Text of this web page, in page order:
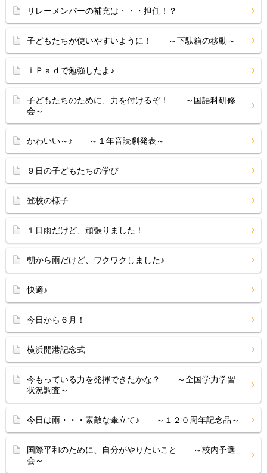
リレーメンバーの補充は・・・担任！？
子どもたちが使いやすいように！ ～下駄箱の移動～
ｉＰａｄで勉強したよ♪
子どもたちのために、力を付けるぞ！ ～国語科研修
会～
かわいい～♪ ～１年音読劇発表～
９日の子どもたちの学び
登校の様子
１日雨だけど、頑張りました！
朝から雨だけど、ワクワクしました♪
快適♪
今日から６月！
横浜開港記念式
今もっている力を発揮できたかな？ ～全国学力学習
状況調査～
今日は雨・・・素敵な傘立て♪ ～１２０周年記念品～
国際平和のために、自分がやりたいこと ～校内予選
会～